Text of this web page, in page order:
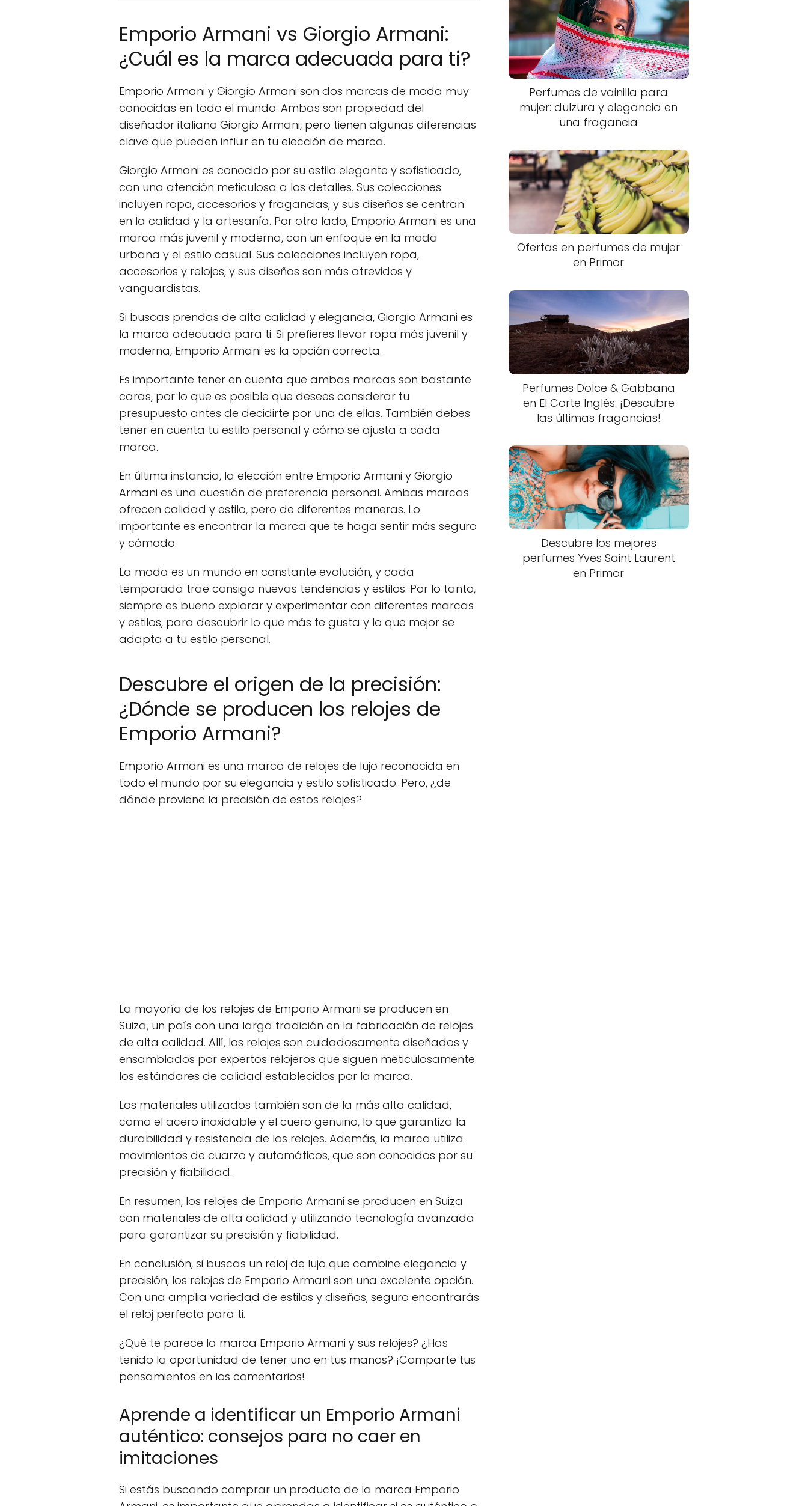
Emporio Armani vs Giorgio Armani:
¿Cuál es la marca adecuada para ti?
Emporio Armani y Giorgio Armani son dos marcas de moda muy
conocidas en todo el mundo. Ambas son propiedad del
diseñador italiano Giorgio Armani, pero tienen algunas diferencias
clave que pueden influir en tu elección de marca.
Giorgio Armani es conocido por su estilo elegante y sofisticado,
con una atención meticulosa a los detalles. Sus colecciones
incluyen ropa, accesorios y fragancias, y sus diseños se centran
en la calidad y la artesanía. Por otro lado, Emporio Armani es una
marca más juvenil y moderna, con un enfoque en la moda
urbana y el estilo casual. Sus colecciones incluyen ropa,
accesorios y relojes, y sus diseños son más atrevidos y
vanguardistas.
Si buscas prendas de alta calidad y elegancia, Giorgio Armani es
la marca adecuada para ti. Si prefieres llevar ropa más juvenil y
moderna, Emporio Armani es la opción correcta.
Es importante tener en cuenta que ambas marcas son bastante
caras, por lo que es posible que desees considerar tu
presupuesto antes de decidirte por una de ellas. También debes
tener en cuenta tu estilo personal y cómo se ajusta a cada
marca.
En última instancia, la elección entre Emporio Armani y Giorgio
Armani es una cuestión de preferencia personal. Ambas marcas
ofrecen calidad y estilo, pero de diferentes maneras. Lo
importante es encontrar la marca que te haga sentir más seguro
y cómodo.
La moda es un mundo en constante evolución, y cada
temporada trae consigo nuevas tendencias y estilos. Por lo tanto,
siempre es bueno explorar y experimentar con diferentes marcas
y estilos, para descubrir lo que más te gusta y lo que mejor se
adapta a tu estilo personal.
Descubre el origen de la precisión:
¿Dónde se producen los relojes de
Emporio Armani?
Emporio Armani es una marca de relojes de lujo reconocida en
todo el mundo por su elegancia y estilo sofisticado. Pero, ¿de
dónde proviene la precisión de estos relojes?
La mayoría de los relojes de Emporio Armani se producen en
Suiza, un país con una larga tradición en la fabricación de relojes
de alta calidad. Allí, los relojes son cuidadosamente diseñados y
ensamblados por expertos relojeros que siguen meticulosamente
los estándares de calidad establecidos por la marca.
Los materiales utilizados también son de la más alta calidad,
como el acero inoxidable y el cuero genuino, lo que garantiza la
durabilidad y resistencia de los relojes. Además, la marca utiliza
movimientos de cuarzo y automáticos, que son conocidos por su
precisión y fiabilidad.
En resumen, los relojes de Emporio Armani se producen en Suiza
con materiales de alta calidad y utilizando tecnología avanzada
para garantizar su precisión y fiabilidad.
En conclusión, si buscas un reloj de lujo que combine elegancia y
precisión, los relojes de Emporio Armani son una excelente opción.
Con una amplia variedad de estilos y diseños, seguro encontrarás
el reloj perfecto para ti.
¿Qué te parece la marca Emporio Armani y sus relojes? ¿Has
tenido la oportunidad de tener uno en tus manos? ¡Comparte tus
pensamientos en los comentarios!
Aprende a identificar un Emporio Armani
auténtico: consejos para no caer en
imitaciones
Si estás buscando comprar un producto de la marca Emporio
Perfumes de vainilla para
mujer: dulzura y elegancia en
una fragancia
Ofertas en perfumes de mujer
en Primor
Perfumes Dolce & Gabbana
en El Corte Inglés: ¡Descubre
las últimas fragancias!
Descubre los mejores
perfumes Yves Saint Laurent
en Primor